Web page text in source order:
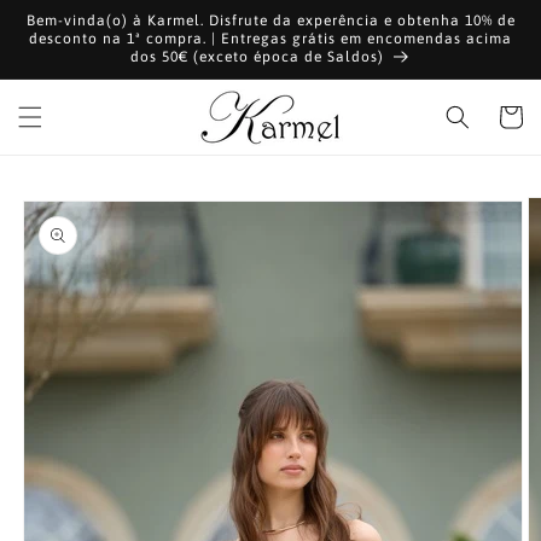
para o
conteúdo
Bem-vinda(o) à Karmel. Disfrute da experência e obtenha 10% de
desconto na 1ª compra. | Entregas grátis em encomendas acima
dos 50€ (exceto época de Saldos)
a
informação
do produto